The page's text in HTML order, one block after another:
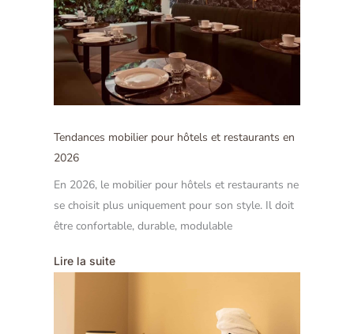
Tendances mobilier pour hôtels et restaurants en
2026
En 2026, le mobilier pour hôtels et restaurants ne
se choisit plus uniquement pour son style. Il doit
être confortable, durable, modulable
Lire la suite